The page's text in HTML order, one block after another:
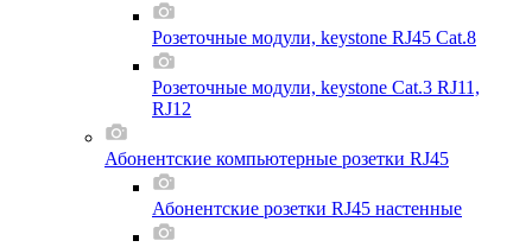
Розеточные модули, keystone RJ45 Cat.8
Розеточные модули, keystone Cat.3 RJ11,
RJ12
Абонентские компьютерные розетки RJ45
Абонентские розетки RJ45 настенные